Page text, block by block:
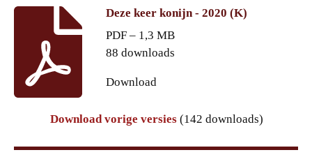
Deze keer konijn - 2020 (K)
PDF – 1,3 MB
88 downloads
Download
Download vorige versies (142 downloads)